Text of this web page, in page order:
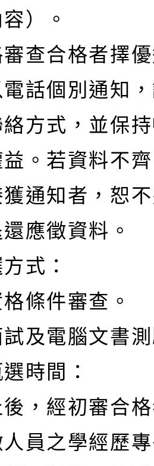
）。
查合格者擇
話個別通知
方式，並保
。若資料不
通知者，恕
應徵資料。
式：
格條件審查。
試及電腦文書
時間：
，經初審合
員之學經歷